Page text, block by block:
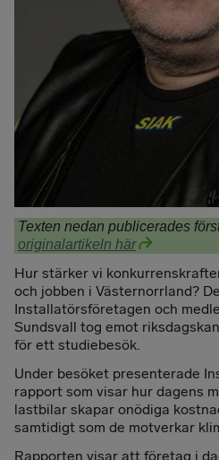
Texten nedan publicerades
originalartikeln här
Hur stärker vi
och jobben i Västernorrland?
Installatörsföretagen och
Sundsvall tog emot
för ett studiebesök.
Under besöket presenterade
rapport som visar hur dagens
lastbilar skapar onödiga
samtidigt som de motverkar
Rapporten visar att företag i